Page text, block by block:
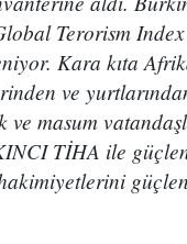
Terorism
Kara kıta
ve
masum
TİHA ile